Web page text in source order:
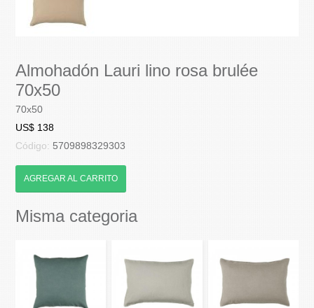
Almohadón Lauri lino rosa brulée
70x50
70x50
US$ 138
Código: 5709898329303
AGREGAR AL CARRITO
Misma categoria